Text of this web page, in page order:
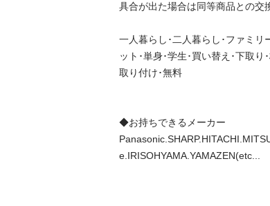
具合が出た場合は同等商品との交
一人暮らし･二人暮らし･ファミリ
ット･単身･学生･買い替え･下取り
取り付け･無料
◆お持ちできるメーカー
e.IRISOHYAMA.YAMAZEN(etc...